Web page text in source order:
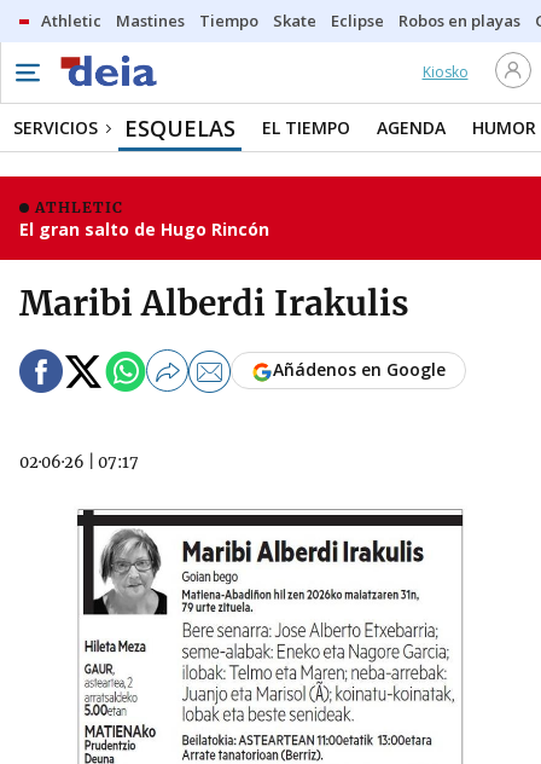
Athletic Mastines Tiempo Skate Eclipse Robos en playas
Kiosko
SERVICIOS ESQUELAS EL TIEMPO AGENDA HUMOR
ATHLETIC
El gran salto de Hugo Rincón
Maribi Alberdi Irakulis
02·06·26 07:17
Añádenos en Google